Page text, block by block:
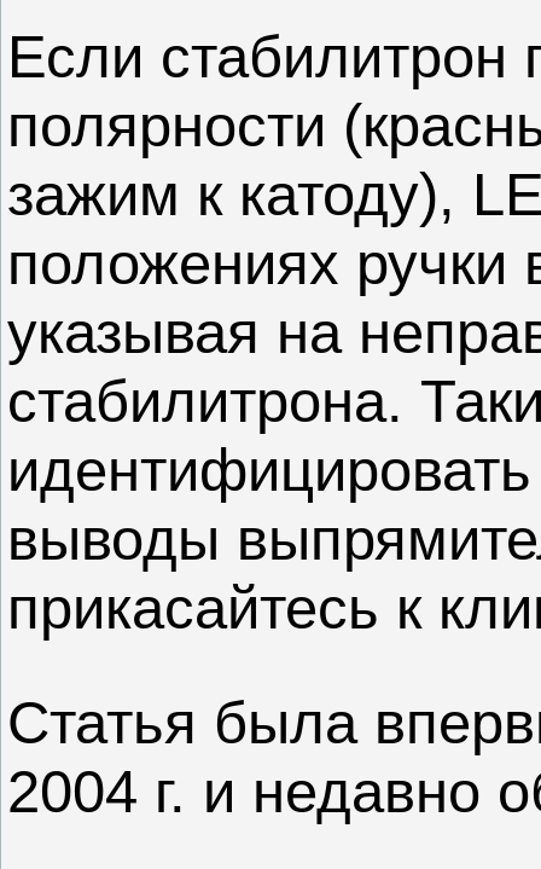
Если стабилитрон
полярности
зажим к катоду),
положениях ручки
указывая на
стабилитрона.
выводы
прикасайтесь к
Статья была
2004 г. и недавно